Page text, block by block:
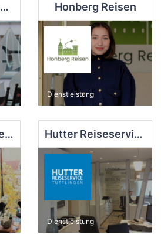
Geheimratsecke Ladies & Gents Honberg Reisen
Dienstleistung
Hörhaus Tuttlingen GmbH Hutter Reiseservice GbmH
Dienstleistung